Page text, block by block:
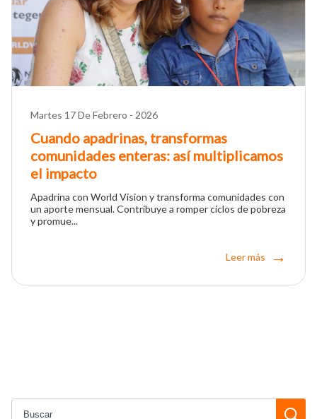
Martes 17 De Febrero - 2026
Cuando apadrinas, transformas
comunidades enteras: así multiplicamos
el impacto
Apadrina con World Vision y transforma comunidades con
un aporte mensual. Contribuye a romper ciclos de pobreza
y promue...
Leer más